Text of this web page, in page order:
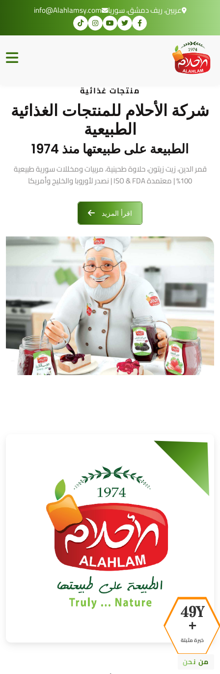
عربين، ريف دمشق، سوريا info@Alahlamsy.com
منتجات غذائية
شركة الأحلام للمنتجات الغذائية
الطبيعية
الطبيعة على طبيعتها منذ 1974
قمر الدين، زيت زيتون، حلاوة طحينية، مربيات ومخللات سورية طبيعية
100% | معتمدة ISO & FDA | نصدر لأوروبا والخليج وأمريكا
اقرأ المزيد
50Y
+
خبرة مثبتة
من نحن